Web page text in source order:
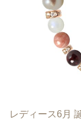
レディース6月